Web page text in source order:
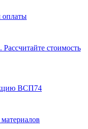
оплаты
стоимость
ВСП74